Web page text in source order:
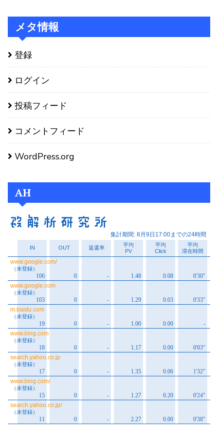
メタ情報
登録
ログイン
投稿フィード
コメントフィード
WordPress.org
AH